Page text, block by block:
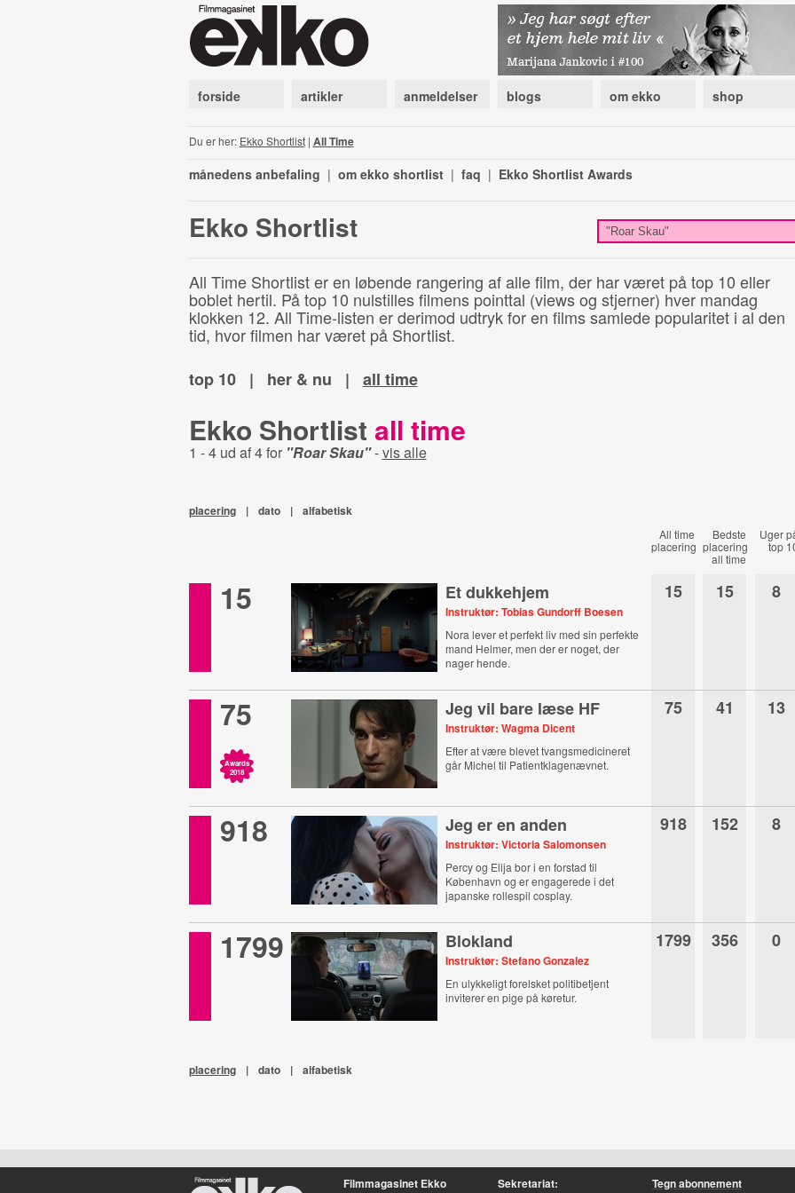
forside artikler anmeldelser blogs om ekko shop
Du er her: Ekko Shortlist| All Time
månedens anbefaling | om ekko shortlist | faq | Ekko Shortlist Awards
Ekko Shortlist
All Time Shortlist er en løbende rangering af alle film, der har været på top 10 eller
boblet hertil. På top 10 nulstilles filmens pointtal (views og stjerner) hver mandag
klokken 12. All Time-listen er derimod udtryk for en films samlede popularitet i al den
tid, hvor filmen har været på Shortlist.
top 10
| her & nu | all time
Ekko Shortlist all time
1 - 4 ud af 4 for "Roar Skau"-vis alle
placering | dato | alfabetisk
All time
placering
Bedste
placering
all time
Uger
top
15 Et dukkehjem
Instruktør: Tobias Gundorff Boesen
Nora lever et perfekt liv med sin perfekte
mand Helmer, men der er noget, der
nager hende.
15 15 8
75
Awards
2018
Jeg vil bare læse HF
Instruktør: Wagma Dicent
Efter at være blevet tvangsmedicineret
går Michel til Patientklagenævnet.
75 41 13
918 Jeg er en anden
Instruktør: Victoria Salomonsen
Percy og Elija bor i en forstad til
København og er engagerede i det
japanske rollespil cosplay.
918 152 8
1799 Blokland
Instruktør: Stefano Gonzalez
En ulykkeligt forelsket politibetjent
inviterer en pige på køretur.
1799 356 0
placering | dato | alfabetisk
Filmmagasinet Ekko Sekretariat:
Tegn abonnement